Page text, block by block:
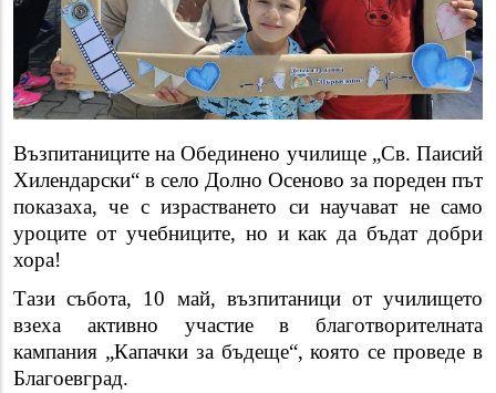
Възпитаниците на Обединено училище „Св. Паисий
Хилендарски“ в село Долно Осеново за пореден път
показаха, че с израстването си научават не само
уроците от учебниците, но и как да бъдат добри
хора!
Тази събота, 10 май, възпитаници от училището
взеха активно участие в благотворителната
кампания „Капачки за бъдеще“, която се проведе в
Благоевград.